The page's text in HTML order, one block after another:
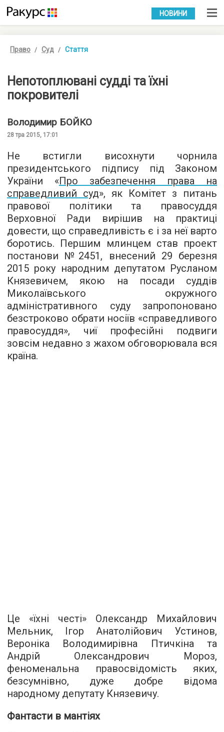
УКР РУС
НОВИНИ
Право Суд Стаття
Непотоплювані судді та їхні
покровителі
Володимир БОЙКО
28 тра 2015, 17:01
Не встигли висохнути чорнила
президентського підпису під Законом
України «Про забезпечення права на
справедливий суд», як Комітет з питань
правової політики та правосуддя
Верховної Ради вирішив на практиці
довести, що справедливість є і за неї варто
боротись. Першим млинцем став проект
постанови №2451, внесений 29 березня
2015 року народним депутатом Русланом
Князевичем, якою на посади суддів
Миколаївського окружного
адміністративного суду запропоновано
безстроково обрати носіїв «справедливого
правосуддя», чиї професійні подвиги
зовсім недавно з жахом обговорювала вся
країна.
Це «їхні честі» Олександр Михайлович
Мельник, Ігор Анатолійович Устинов,
Вероніка Володимирівна Птичкіна та
Андрій Олександрович Мороз,
феноменальна правосвідомість яких,
безсумнівно, дуже добре відома
народному депутату Князевичу.
Фантасти в мантіях